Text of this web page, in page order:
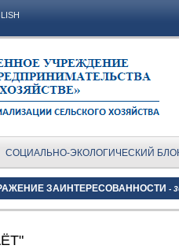
СОЦИАЛЬНО-ЭКОЛОГИЧЕСКИЙ
ЗАИНТЕРЕСОВАННОСТИ -